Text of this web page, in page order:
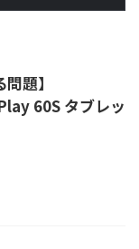
題】
60S タブレッ